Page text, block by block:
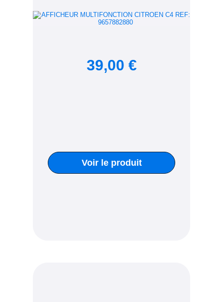
39,00 €
Voir le produit